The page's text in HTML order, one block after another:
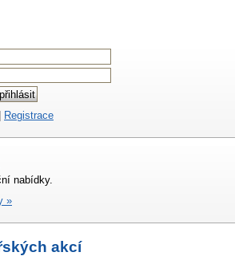
| Registrace
nabídky.
»
akcí